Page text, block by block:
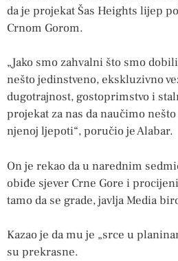
da je projekat Šas Heights lijep
Crnom Gorom.
„Jako smo zahvalni što smo
nešto jedinstveno, ekskluzivno
dugotrajnost, gostoprimstvo i
projekat za nas da naučimo
njenoj ljepoti“, poručio je Alabar.
On je rekao da u narednim
obiđe sjever Crne Gore i
tamo da se grade, javlja Media
Kazao je da mu je „srce u
su prekrasne.